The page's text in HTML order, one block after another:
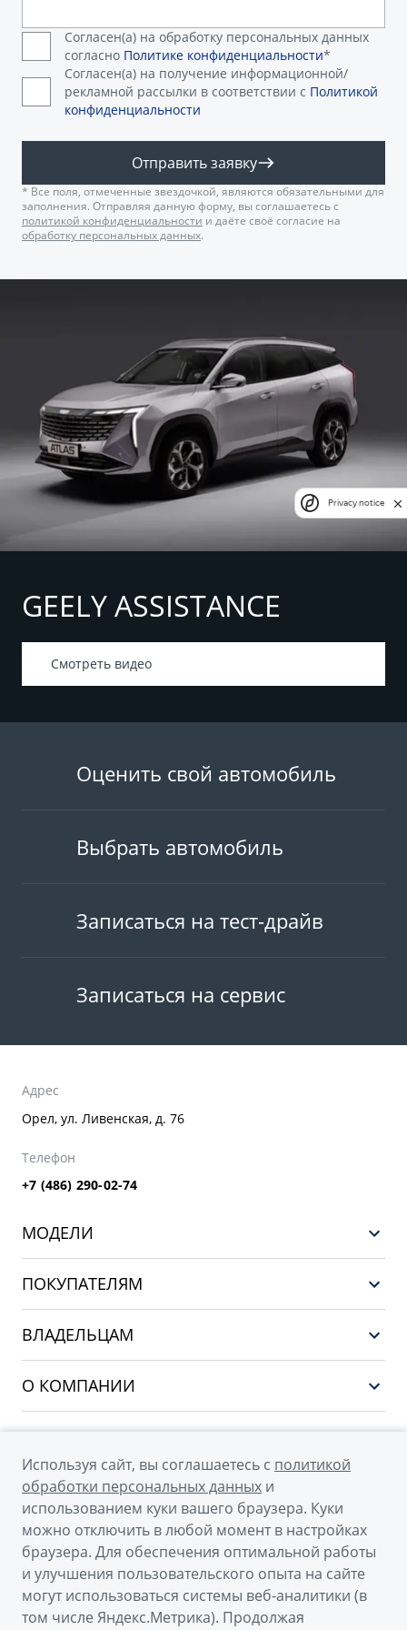
Согласен(а) на обработку персональных данных
согласно Политике конфиденциальности*
Согласен(а) на получение информационной/
рекламной рассылки в соответствии с Политикой
конфиденциальности
Отправить заявку
* Все поля, отмеченные звездочкой, являются обязательными для
заполнения. Отправляя данную форму, вы соглашаетесь с
политикой конфиденциальности и даёте своё согласие на
обработку персональных данных.
GEELY ASSISTANCE
Смотреть видео
Оценить свой автомобиль
Выбрать автомобиль
Записаться на тест-драйв
Записаться на сервис
Адрес
Орел, ул. Ливенская, д. 76
Телефон
+7 (486) 290-02-74
МОДЕЛИ
EX5
PREFACE
CITYRAY
ATLAS
OKAVANGO
MONJARO
ПОКУПАТЕЛЯМ
ВЛАДЕЛЬЦАМ
О КОМПАНИИ
Новости
Наша команда
Правовая информация
Контакты
Мы в соцсетях
© 2026
Официальный сайт Geely в России
Используя сайт, вы соглашаетесь с политикой
обработки персональных данных и
использованием куки вашего браузера. Куки
можно отключить в любой момент в настройках
браузера. Для обеспечения оптимальной работы
и улучшения пользовательского опыта на сайте
могут использоваться системы веб-аналитики (в
том числе Яндекс.Метрика). Продолжая
Privacy notice